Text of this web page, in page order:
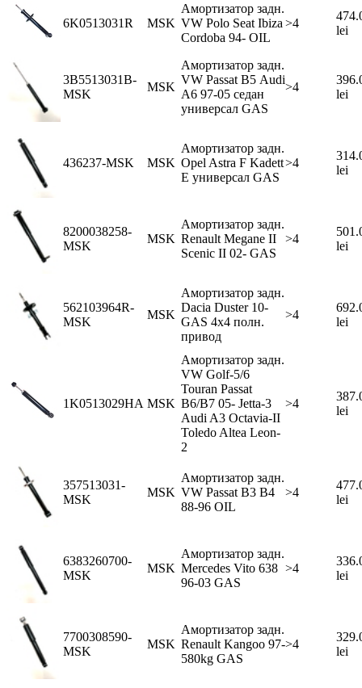
6K0513031R MSK
Амортизатор задн.
VW Polo Seat Ibiza
Cordoba 94- OIL
>4
lei
3B5513031B-
MSK
MSK
Амортизатор задн.
VW Passat В5 Audi
А6 97-05 седан
универсал GAS
>4
lei
436237-MSK MSK
Амортизатор задн.
Opel Astra F Kadett
E универсал GAS
>4
lei
8200038258-
MSK
MSK
Амортизатор задн.
Renault Megane II
Scenic II 02- GAS
>4
lei
562103964R-
MSK
MSK
Амортизатор задн.
Dacia Duster 10-
GAS 4x4 полн.
привод
>4
lei
1K0513029HA MSK
Амортизатор задн.
VW Golf-5/6
Touran Passat
B6/B7 05- Jetta-3
Audi A3 Octavia-II
Toledo Altea Leon-
2
>4
lei
357513031-
MSK
MSK
Амортизатор задн.
VW Passat В3 B4
88-96 OIL
>4
lei
6383260700-
MSK
MSK
Амортизатор задн.
Mercedes Vito 638
96-03 GAS
>4
lei
7700308590-
MSK
MSK
Амортизатор задн.
Renault Kangoo 97-
580kg GAS
>4
lei